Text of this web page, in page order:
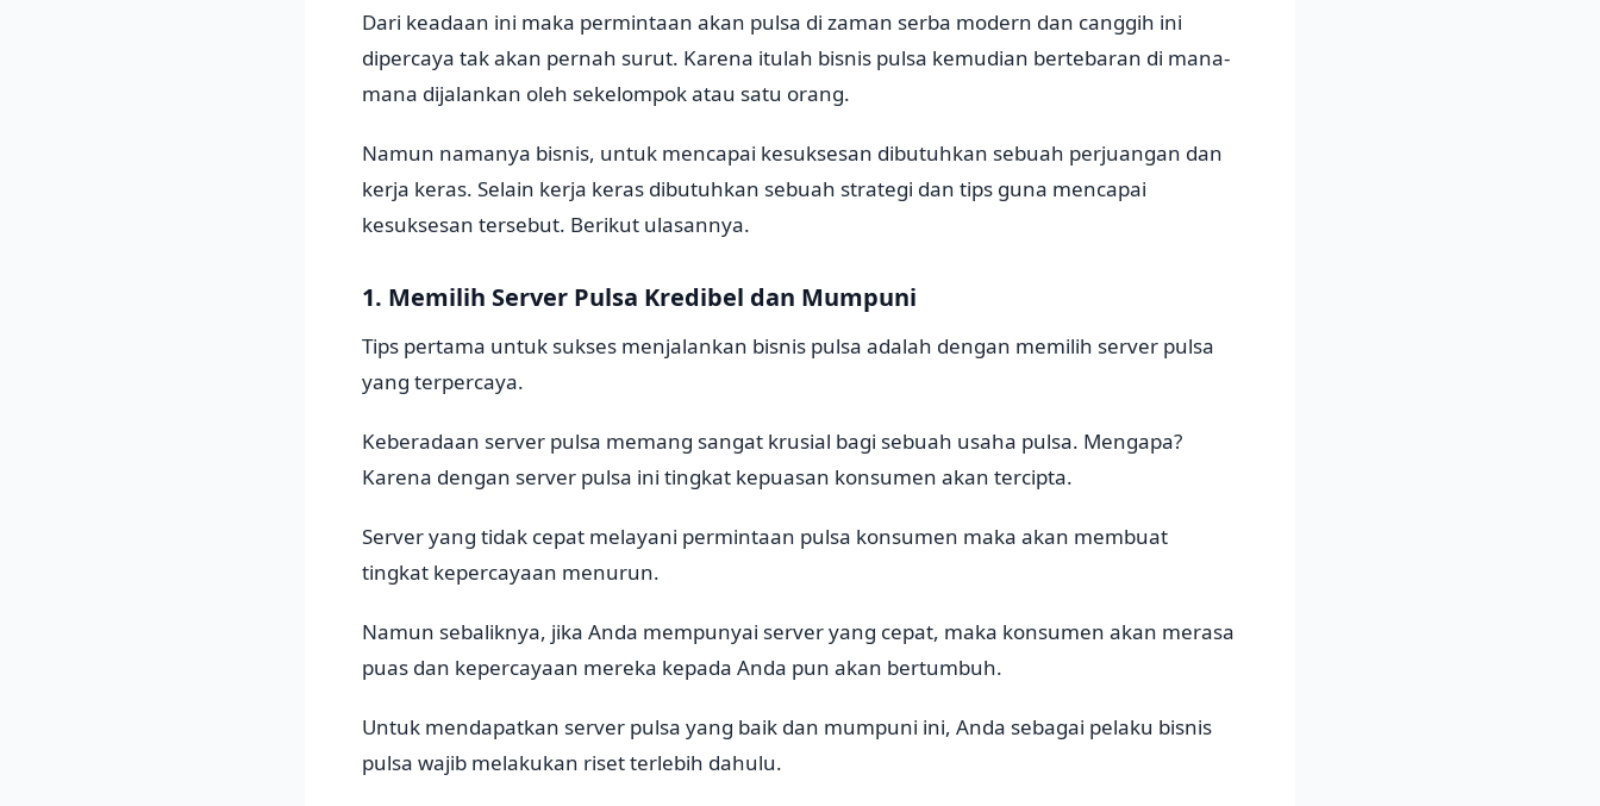
Dari keadaan ini maka permintaan akan pulsa di zaman serba modern dan canggih ini
dipercaya tak akan pernah surut. Karena itulah bisnis pulsa kemudian bertebaran di mana-
mana dijalankan oleh sekelompok atau satu orang.
Namun namanya bisnis, untuk mencapai kesuksesan dibutuhkan sebuah perjuangan dan
kerja keras. Selain kerja keras dibutuhkan sebuah strategi dan tips guna mencapai
kesuksesan tersebut. Berikut ulasannya.
1. Memilih Server Pulsa Kredibel dan Mumpuni
Tips pertama untuk sukses menjalankan bisnis pulsa adalah dengan memilih server pulsa
yang terpercaya.
Keberadaan server pulsa memang sangat krusial bagi sebuah usaha pulsa. Mengapa?
Karena dengan server pulsa ini tingkat kepuasan konsumen akan tercipta.
Server yang tidak cepat melayani permintaan pulsa konsumen maka akan membuat
tingkat kepercayaan menurun.
Namun sebaliknya, jika Anda mempunyai server yang cepat, maka konsumen akan merasa
puas dan kepercayaan mereka kepada Anda pun akan bertumbuh.
Untuk mendapatkan server pulsa yang baik dan mumpuni ini, Anda sebagai pelaku bisnis
pulsa wajib melakukan riset terlebih dahulu.